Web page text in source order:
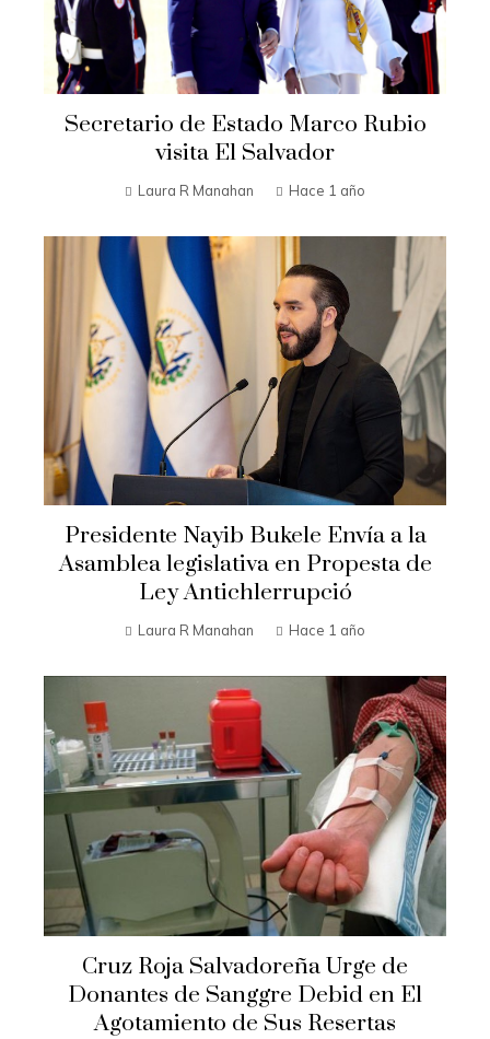
Secretario de Estado Marco Rubio
visita El Salvador
Laura R Manahan Hace 1 año
Presidente Nayib Bukele Envía a la
Asamblea legislativa en Propesta de
Ley Antichlerrupció
Laura R Manahan Hace 1 año
Cruz Roja Salvadoreña Urge de
Donantes de Sanggre Debid en El
Agotamiento de Sus Resertas